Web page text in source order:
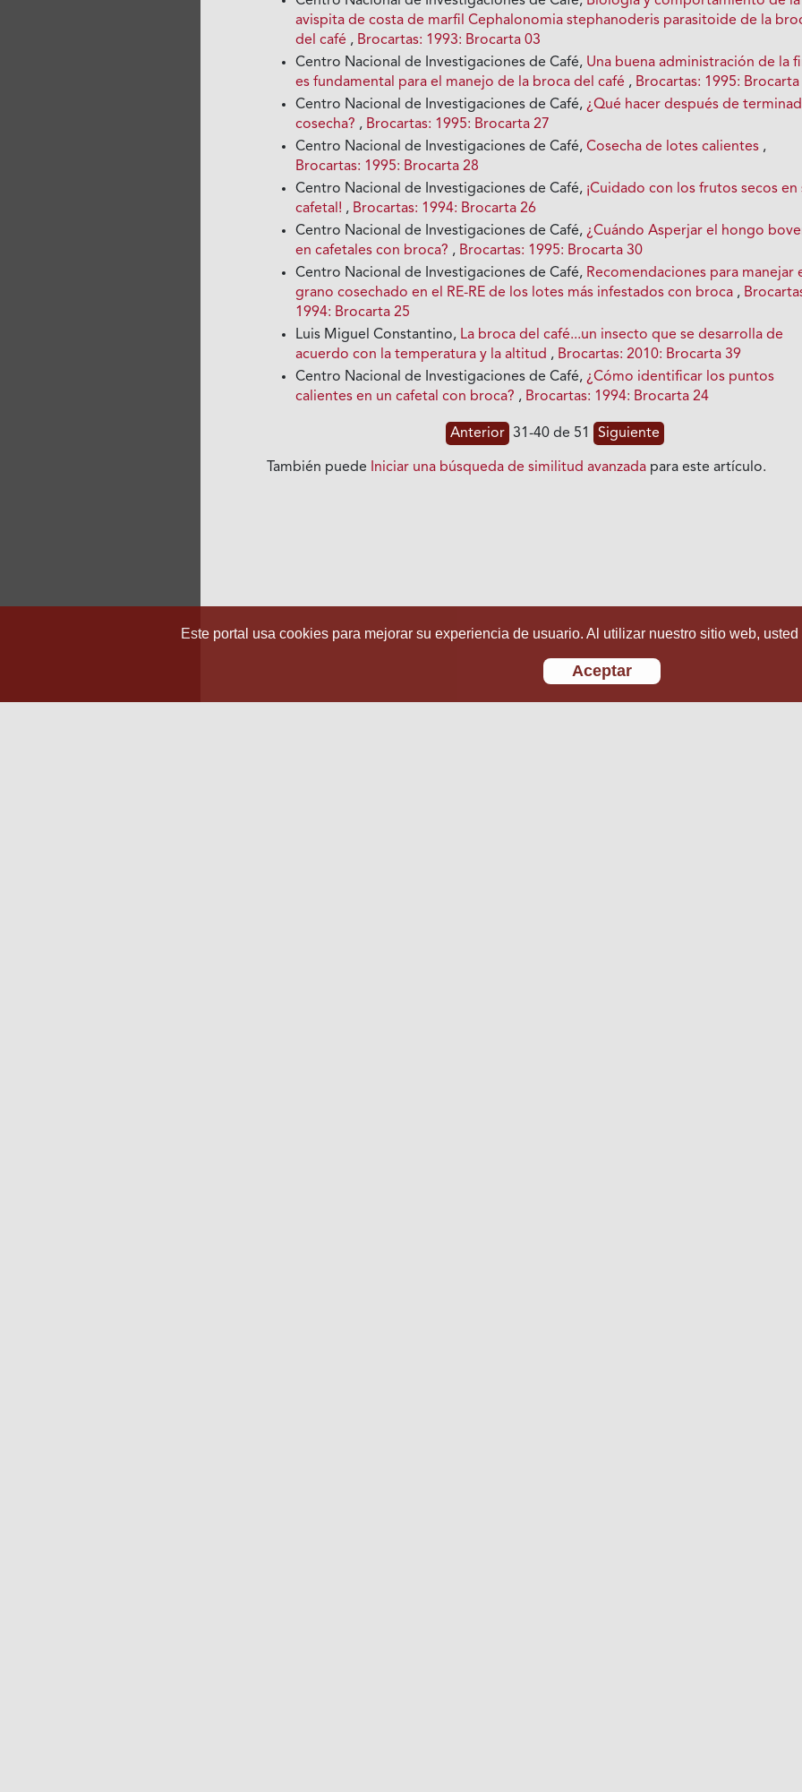
avispita de costa de marfil Cephalonomia stephanoderis parasitoide de la
del café , Brocartas: 1993: Brocarta 03
Centro Nacional de Investigaciones de Café, Una buena administración de la
es fundamental para el manejo de la broca del café , Brocartas: 1995: Brocarta
Centro Nacional de Investigaciones de Café,¿Qué hacer después de
cosecha? , Brocartas: 1995: Brocarta 27
Centro Nacional de Investigaciones de Café,Cosecha de lotes calientes ,
Brocartas: 1995: Brocarta 28
Centro Nacional de Investigaciones de Café, ¡Cuidado con los frutos secos en
cafetal! , Brocartas: 1994: Brocarta 26
Centro Nacional de Investigaciones de Café,¿Cuándo Asperjar el hongo
en cafetales con broca? , Brocartas: 1995: Brocarta 30
Centro Nacional de Investigaciones de Café, Recomendaciones para manejar
grano cosechado en el RE-RE de los lotes más infestados con broca ,
1994: Brocarta 25
Luis Miguel Constantino, La broca del café...un insecto que se desarrolla de
acuerdo con la temperatura y la altitud , Brocartas: 2010: Brocarta 39
Centro Nacional de Investigaciones de Café,¿Cómo identificar los puntos
calientes en un cafetal con broca? , Brocartas: 1994: Brocarta 24
Anterior 31-40 de 51 Siguiente
También puede Iniciar una búsqueda de similitud avanzada para este artículo.
Este portal usa cookies para mejorar su experiencia de usuario. Al utilizar nuestro sitio web,
Aceptar